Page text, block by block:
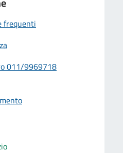
frequenti
011/9969718